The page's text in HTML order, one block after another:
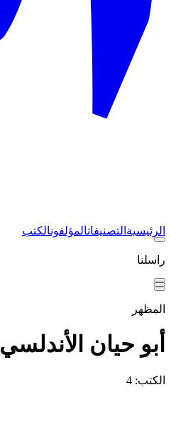
الرئيسية التصنيفاتالمؤلفونالكتب
راسلنا
المظهر
أبو حيان الأندلسي
الكتب: 4